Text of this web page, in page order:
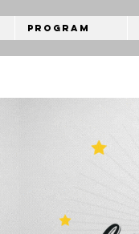
Program